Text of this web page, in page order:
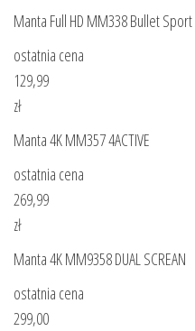
Manta Full HD MM338 Bullet Sport
ostatnia cena
129,99
zł
Manta 4K MM357 4ACTIVE
ostatnia cena
269,99
zł
Manta 4K MM9358 DUAL SCREAN
ostatnia cena
299,00